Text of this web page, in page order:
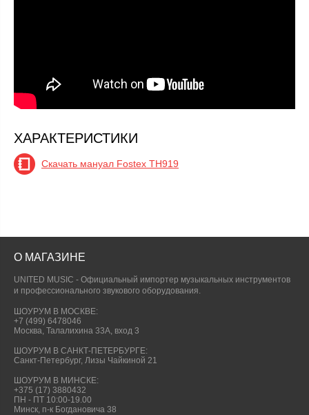
ХАРАКТЕРИСТИКИ
Скачать мануал Fostex TH919
О МАГАЗИНЕ
UNITED MUSIC - Официальный импортер музыкальных инструментов
и профессионального звукового оборудования.
ШОУРУМ В МОСКВЕ:
+7 (499) 6478046
Москва, Талалихина 33А, вход 3
ШОУРУМ В САНКТ-ПЕТЕРБУРГЕ:
Санкт-Петербург, Лизы Чайкиной 21
ШОУРУМ В МИНСКЕ:
+375 (17) 3880432
ПН - ПТ 10:00-19.00
Минск, п-к Богдановича 38